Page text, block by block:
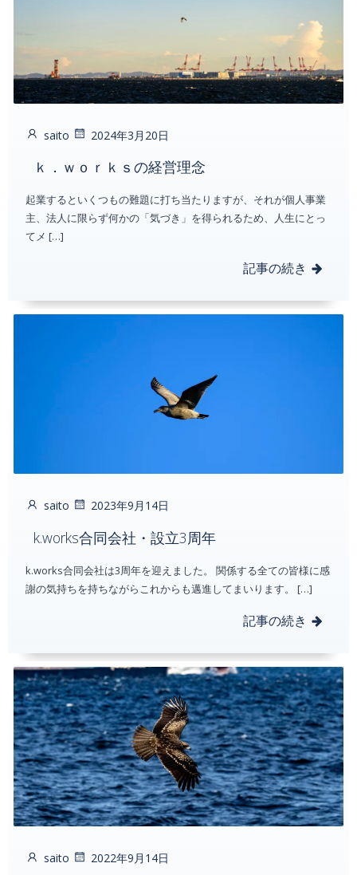
saito 2024年3月20日
ｋ．ｗｏｒｋｓの経営理念
起業するといくつもの難題に打ち当たりますが、それが個人事業
主、法人に限らず何かの「気づき」を得られるため、人生にとっ
てメ […]
記事の続き
saito 2023年9月14日
k.works合同会社・設立3周年
k.works合同会社は3周年を迎えました。 関係する全ての皆様に感
謝の気持ちを持ちながらこれからも邁進してまいります。 […]
記事の続き
saito 2022年9月14日